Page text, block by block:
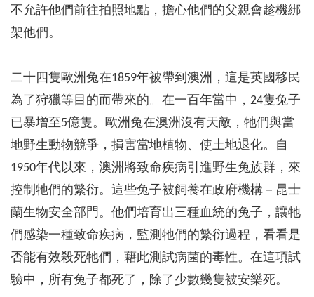
不允許他們前往拍照地點，擔心他們的父親會趁機綁
架他們。
二十四隻歐洲兔在1859年被帶到澳洲，這是英國移民
為了狩獵等目的而帶來的。在一百年當中，24隻兔子
已暴增至5億隻。歐洲兔在澳洲沒有天敵，牠們與當
地野生動物競爭，損害當地植物、使土地退化。自
1950年代以來，澳洲將致命疾病引進野生兔族群，來
控制牠們的繁衍。這些兔子被飼養在政府機構－昆士
蘭生物安全部門。他們培育出三種血統的兔子，讓牠
們感染一種致命疾病，監測牠們的繁衍過程，看看是
否能有效殺死牠們，藉此測試病菌的毒性。在這項試
驗中，所有兔子都死了，除了少數幾隻被安樂死。